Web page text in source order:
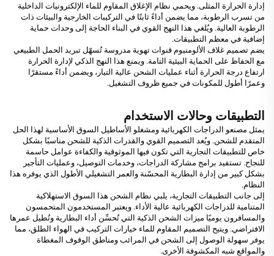
إدارة الحرارة المثلى. ويحمي نظام الإغلاق المقاوم للماء الإلكترونيات الداخلية
من تسرب الرطوبة، مما يضمن أداءً ثابتًا في التركيبات الخارجية والبيئات ذات
الرطوبة العالية. ويُلغي هذا النهج القوي في البناء الحاجة إلى وحدات حماية
إضافية في معظم التطبيقات.
يضم تصميم غلاف الألومنيوم قنوات تهوية مدروسة تُسهّل تبريد الحمل الطبيعي
مع الحفاظ على الحماية البيئية التامة. ويمنع هذا النهج الذكي لإدارة الحرارة
ارتفاع درجة الحرارة أثناء عمليات الشحن عالية التيار، ويضمن أداءً مستقرًا
وعمرًا أطول للمكونات في جميع ظروف التشغيل.
التطبيقات وحالات الاستخدام
يمثل مصنعو الدراجات الكهربائية ومشغلو الأساطيل السوق الأساسية لهذا الحل
المتقدم للشحن. ويُعد التصميم القوي والقدرات الذكية للشحن مناسبًا بشكل
خاص للتطبيقات التجارية التي تكون فيها الموثوقية والكفاءة عوامل حاسمة
للنجاح. تستفيد برامج مشاركة الدراجات، وخدمات التوصيل، وعمليات التأجير
بشكل كبير من إدارة البطارية المحسّنة والعمر التشغيلي الأطول الذي يوفره هذا
النظام.
إلى جانب التطبيقات التجارية، يلبي نظام الشحن هذا السوق الاستهلاكية
المتنامية للدراجات الكهربائية عالية الأداء. ويعتبر المستخدمون المتحمسون
والمسافرون يوميًا ميزات الشحن الذكية التي تُحسِّن أداء البطارية وتُطيل عمرها
الافتراضي. ويتيح التصميم المقاوم للماء خيارات التركيب في الهواء الطلق، مما
يوفر سهولة الوصول إلى الشحن في المرائب ومناطق الوقوف المغطاة
والمواقع شبه المكشوفة الأخرى.